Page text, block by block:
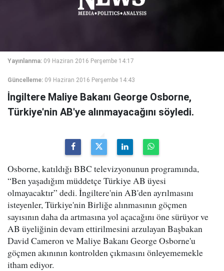
Yayınlanma: 09 Haziran 2016 Perşembe 14:17
Güncelleme: 09 Haziran 2016 Perşembe 14:43
İngiltere Maliye Bakanı George Osborne,
Türkiye'nin AB'ye alınmayacağını söyledi.
Osborne, katıldığı BBC televizyonunun programında,
“Ben yaşadığım müddetçe Türkiye AB üyesi
olmayacaktır” dedi. İngiltere'nin AB'den ayrılmasını
isteyenler, Türkiye'nin Birliğe alınmasının göçmen
sayısının daha da artmasına yol açacağını öne sürüyor ve
AB üyeliğinin devam ettirilmesini arzulayan Başbakan
David Cameron ve Maliye Bakanı George Osborne'u
göçmen akınının kontrolden çıkmasını önleyememekle
itham ediyor.